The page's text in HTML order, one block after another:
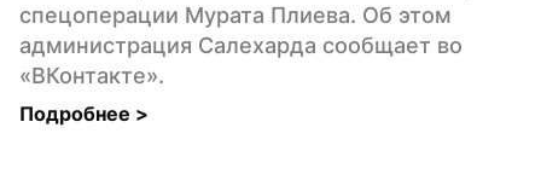
спецоперации Мурата Плиева. Об этом
администрация Салехарда сообщает во
«ВКонтакте».
Подробнее >